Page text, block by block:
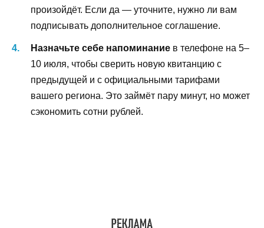
произойдёт. Если да — уточните, нужно ли вам
подписывать дополнительное соглашение.
Назначьте себе напоминание в телефоне на 5–
10 июля, чтобы сверить новую квитанцию с
предыдущей и с официальными тарифами
вашего региона. Это займёт пару минут, но может
сэкономить сотни рублей.